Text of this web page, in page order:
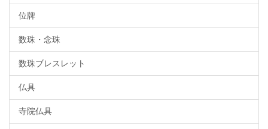
位牌
数珠・念珠
数珠ブレスレット
仏具
寺院仏具